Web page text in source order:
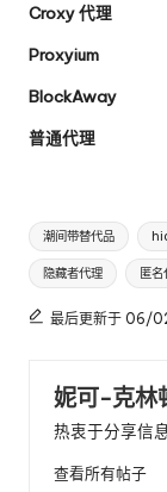
Croxy 代理
Proxyium
BlockAway
普通代理
标
签
潮间带替代品
隐藏者代理 匿
最后更新于 06/
妮可-克林
热衷于分享信
查看所有帖子